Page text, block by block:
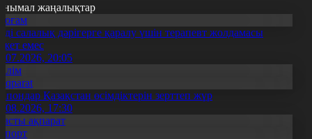
жаңалықтар
салалық дәрігерге қаралу үшін терапевт жолдамасы
емес
20:05
Қазақстан өсімдіктерін зерттеп жүр
17:30
ақпарат